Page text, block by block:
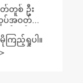
ရှပ် နှစ်မျိုး
ဘာလဲ။
ကြည့်ရှုပါ။